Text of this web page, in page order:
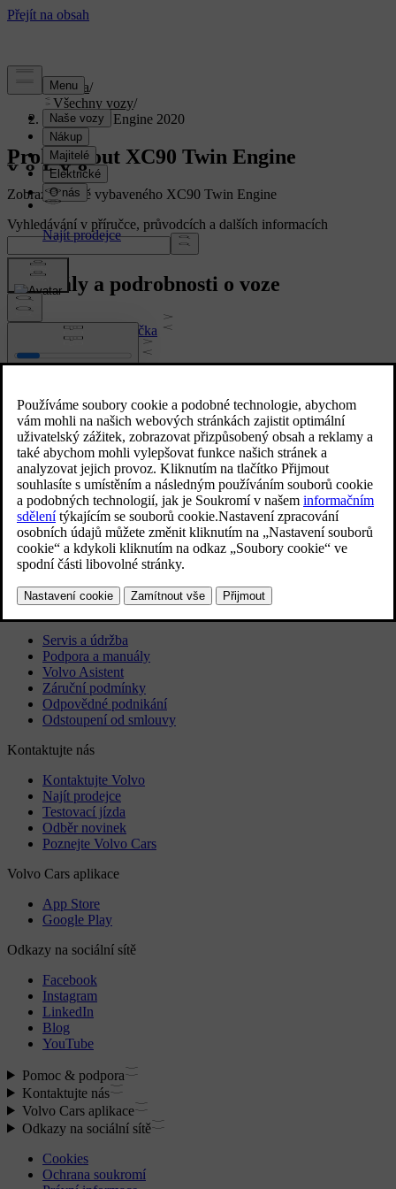
Podpora/
Všechny vozy/
XC90 Twin Engine 2020
Prohlédnout XC90 Twin Engine
Zobrazení plně vybaveného XC90 Twin Engine
Vyhledávání v příručce, průvodcích a dalších informacích
Manuály a podrobnosti o voze
Uživatelská příručka
Exteriér
Regulační informace
Stáhněte si aplikaci
Podívejte se na nejnovější aktualizace softwaru
Stáhnout mapy